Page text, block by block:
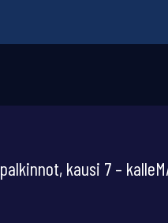
kausi 7 –